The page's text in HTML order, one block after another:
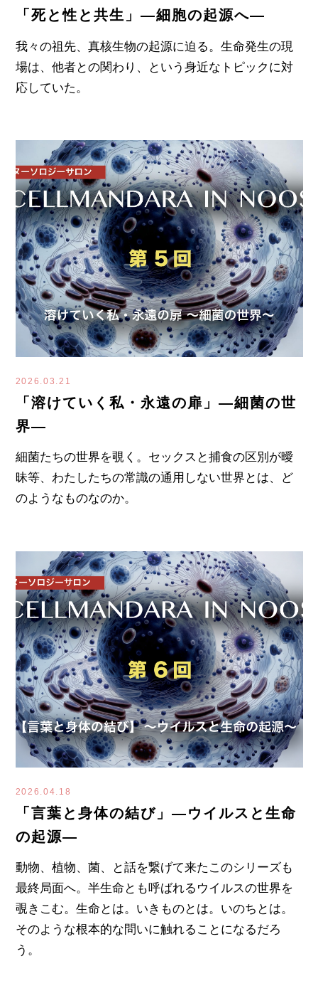
「死と性と共生」―細胞の起源へ―
我々の祖先、真核生物の起源に迫る。生命発生の現
場は、他者との関わり、という身近なトピックに対
応していた。
2026.03.21
「溶けていく私・永遠の扉」―細菌の世
界―
細菌たちの世界を覗く。セックスと捕食の区別が曖
昧等、わたしたちの常識の通用しない世界とは、ど
のようなものなのか。
2026.04.18
「言葉と身体の結び」―ウイルスと生命
の起源―
動物、植物、菌、と話を繋げて来たこのシリーズも
最終局面へ。半生命とも呼ばれるウイルスの世界を
覗きこむ。生命とは。いきものとは。いのちとは。
そのような根本的な問いに触れることになるだろ
う。